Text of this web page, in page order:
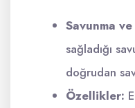
Savunma
sağladığı
doğrudan
Özellikler: